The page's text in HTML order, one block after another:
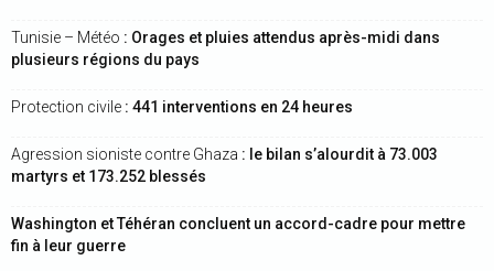
Tunisie – Météo : Orages et pluies attendus après-midi dans
plusieurs régions du pays
Protection civile : 441 interventions en 24 heures
Agression sioniste contre Ghaza : le bilan s’alourdit à 73.003
martyrs et 173.252 blessés
Washington et Téhéran concluent un accord-cadre pour mettre
fin à leur guerre